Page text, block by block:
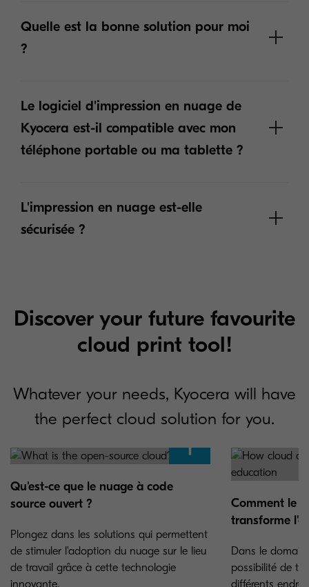
Quelle est la bonne solution pour moi
?
Le logiciel d'impression en nuage de
Kyocera est-il compatible avec mon
téléphone portable ou ma tablette ?
L'impression en nuage est-elle
sécurisée ?
Discover your future favourite
cloud print tool!
Whatever your needs, Kyocera will have
the perfect cloud solution for you.
Qu'est-ce que le nuage à code
source ouvert ?
Plongez dans les solutions qui permettent
de stimuler l'adoption du nuage sur le lieu
de travail grâce à cette technologie
innovante.
Comment le
transforme
Dans le
possibilité de
différents